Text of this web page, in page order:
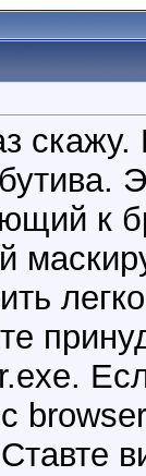
скажу.
к